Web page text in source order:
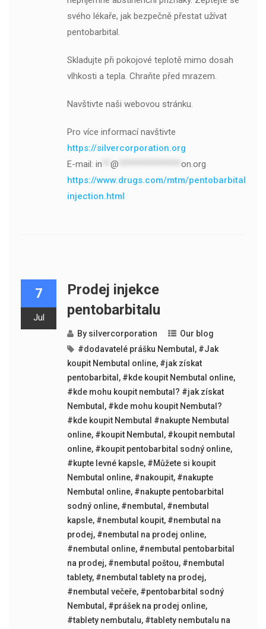
svého lékaře, jak bezpečně přestat užívat
pentobarbital.
Skladujte při pokojové teplotě mimo dosah
vlhkosti a tepla. Chraňte před mrazem.
Navštivte naši webovou stránku.
Pro více informací navštivte
https://silvercorporation.org
E-mail: in @
on.org
https://www.drugs.com/mtm/pentobarbital-
injection.html
7
Jul
Prodej injekce
pentobarbitalu
By silvercorporation
Our blog
#dodavatelé prášku Nembutal , #Jak
koupit Nembutal online, #jak získat
pentobarbital , #kde koupit Nembutal online,
#kde mohu koupit nembutal? #jak získat
Nembutal , #kde mohu koupit Nembutal?
#kde koupit Nembutal #nakupte Nembutal
online, #koupit Nembutal , #koupit nembutal
online, #koupit pentobarbital sodný online,
#kupte levné kapsle, #Můžete si koupit
Nembutal online, #nakoupit, #nakupte
Nembutal online, #nakupte pentobarbital
sodný online, #nembutal , #nembutal
kapsle, #nembutal koupit, #nembutal na
prodej, #nembutal na prodej online,
#nembutal online, #nembutal pentobarbital
na prodej, #nembutal poštou, #nembutal
tablety, #nembutal tablety na prodej,
#nembutal večeře, #pentobarbital sodný
Nembutal , #prášek na prodej online,
#tablety nembutalu, #tablety nembutalu na